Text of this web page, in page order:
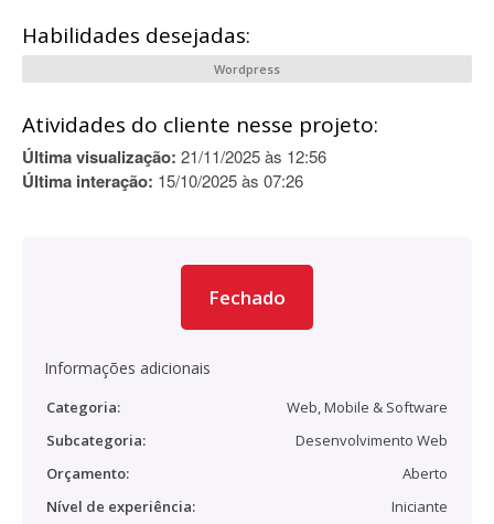
Habilidades desejadas:
Wordpress
Atividades do cliente nesse projeto:
Última visualização: 21/11/2025 às 12:56
Última interação: 15/10/2025 às 07:26
Fechado
Informações adicionais
Categoria:
Web, Mobile & Software
Subcategoria:
Desenvolvimento Web
Orçamento:
Aberto
Nível de experiência:
Iniciante